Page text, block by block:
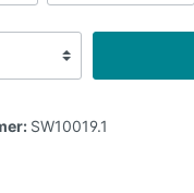
SW10019.1